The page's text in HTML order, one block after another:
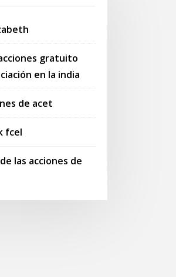
gratuito
en la india
de acet
fcel
las acciones de